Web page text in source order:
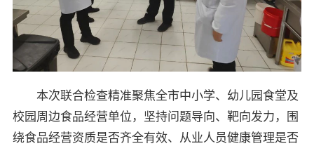
本次联合检查精准聚焦全市中小学、幼儿园食堂及
校园周边食品经营单位，坚持问题导向、靶向发力，围
绕食品经营资质是否齐全有效、从业人员健康管理是否